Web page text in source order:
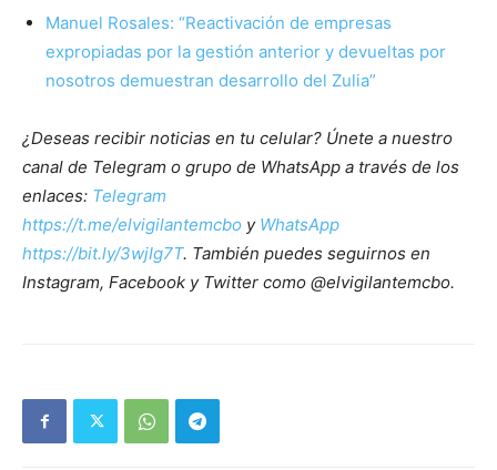
Manuel Rosales: “Reactivación de empresas
expropiadas por la gestión anterior y devueltas por
nosotros demuestran desarrollo del Zulia”
¿Deseas recibir noticias en tu celular? Únete a nuestro
canal de Telegram o grupo de WhatsApp a través de los
enlaces: Telegram
https://t.me/elvigilantemcbo y WhatsApp
https://bit.ly/3wjIg7T. También puedes seguirnos en
Instagram, Facebook y Twitter como @elvigilantemcbo.